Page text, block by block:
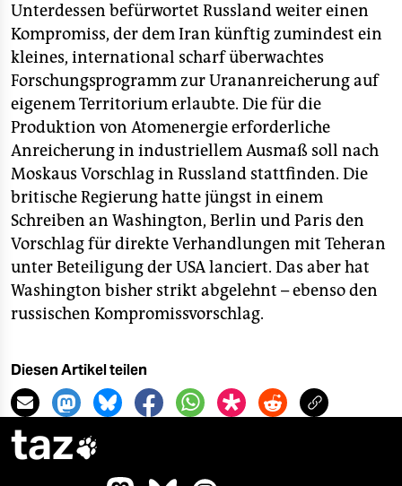
Unterdessen befürwortet Russland weiter einen
Kompromiss, der dem Iran künftig zumindest ein
kleines, international scharf überwachtes
Forschungsprogramm zur Urananreicherung auf
eigenem Territorium erlaubte. Die für die
Produktion von Atomenergie erforderliche
Anreicherung in industriellem Ausmaß soll nach
Moskaus Vorschlag in Russland stattfinden. Die
britische Regierung hatte jüngst in einem
Schreiben an Washington, Berlin und Paris den
Vorschlag für direkte Verhandlungen mit Teheran
unter Beteiligung der USA lanciert. Das aber hat
Washington bisher strikt abgelehnt – ebenso den
russischen Kompromissvorschlag.
Diesen Artikel teilen
taz